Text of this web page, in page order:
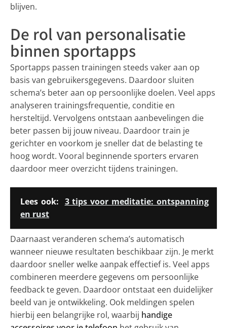
blijven.
De rol van personalisatie
binnen sportapps
Sportapps passen trainingen steeds vaker aan op
basis van gebruikersgegevens. Daardoor sluiten
schema’s beter aan op persoonlijke doelen. Veel apps
analyseren trainingsfrequentie, conditie en
hersteltijd. Vervolgens ontstaan aanbevelingen die
beter passen bij jouw niveau. Daardoor train je
gerichter en voorkom je sneller dat de belasting te
hoog wordt. Vooral beginnende sporters ervaren
daardoor meer overzicht tijdens trainingen.
Lees ook: 3 tips voor meditatie: ontspanning
en rust
Daarnaast veranderen schema’s automatisch
wanneer nieuwe resultaten beschikbaar zijn. Je merkt
daardoor sneller welke aanpak effectief is. Veel apps
combineren meerdere gegevens om persoonlijke
feedback te geven. Daardoor ontstaat een duidelijker
beeld van je ontwikkeling. Ook meldingen spelen
hierbij een belangrijke rol, waarbij handige